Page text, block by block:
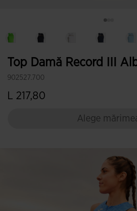
Top Damă Record III
902527.700
L 217,80
Alege